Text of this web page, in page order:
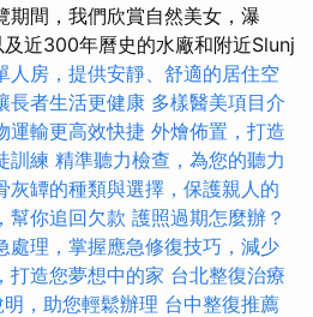
期間，我們欣賞自然美女，瀑
近300年曆史的水廠和附近Slunj
人房，提供安靜、舒適的居住空
長者生活更健康 多樣醫美項目介
運輸更高效快捷 外燴佈置，打造
訓練 精準聽力檢查，為您的聽力
灰罈的種類與選擇，保護親人的
幫你追回欠款 護照過期怎麼辦？
處理，掌握應急修復技巧，減少
打造您夢想中的家 台北整復治療
，助您輕鬆辦理 台中整復推薦